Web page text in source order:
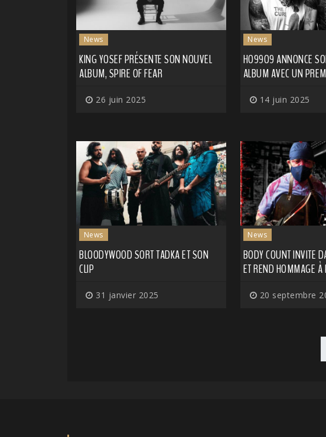
News
KING YOSEF PRÉSENTE SON NOUVEL
ALBUM, SPIRE OF FEAR
26 juin 2025
News
HO99O9 ANNONCE
ALBUM AVEC UN
14 juin 2025
News
BLOODYWOOD SORT TADKA ET SON
CLIP
31 janvier 2025
News
BODY COUNT INVITE
ET REND HOMMAGE À
20 septembre